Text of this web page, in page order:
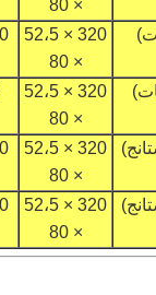
× 80
320 × 52،5
× 80
320 × 52،5
× 80
320 × 52،5
× 80
320 × 52،5
× 80